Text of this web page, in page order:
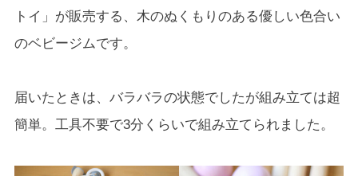
トイ」が販売する、木のぬくもりのある優しい色合い
のベビージムです。
届いたときは、バラバラの状態でしたが組み立ては超
簡単。工具不要で3分くらいで組み立てられました。